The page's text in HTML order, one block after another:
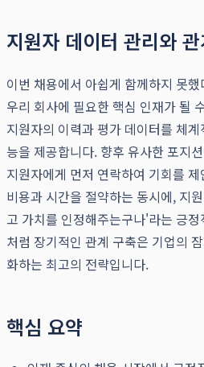
지원자 데이터 관리와
이번 채용에서 아쉽게 함께하지 못
우리 회사에 필요한 핵심 인재가 될
지원자의 이력과 평가 데이터를 체
능을 제공합니다. 향후 유사한 포지
지원자에게 먼저 연락하여 기회를
비용과 시간을 절약하는 동시에, 지
고 가치를 인정해주는구나'라는 긍
처럼 장기적인 관계 구축은 기업의
화하는 최고의 전략입니다.
핵심 요약